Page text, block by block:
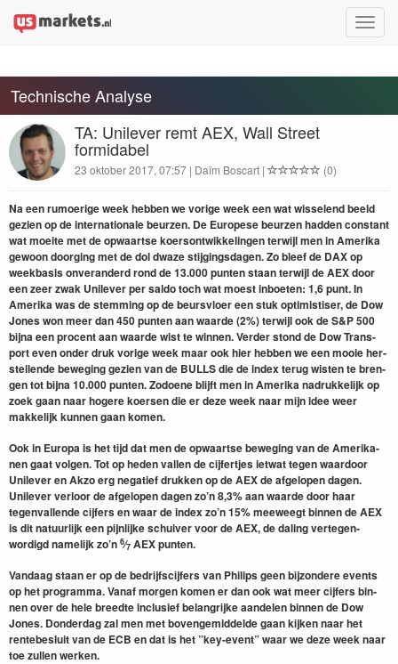
Toggle
Technische Analyse
TA: Unilever remt AEX, Wall Street
formidabel
23 oktober 2017, 07:57 | Daïm Boscart | (0)
Na een rumo­erige week hebben we vorige week een wat wis­se­lend beeld
gezien op de inter­na­tionale beurzen. De Europese beurzen had­den con­stant
wat moeite met de opwaartse koer­son­twik­kelin­gen ter­wi­jl men in Ameri­ka
gewoon doorg­ing met de dol dwaze sti­jgings­da­gen. Zo bleef de DAXop
week­ba­sis onveran­derd rond de13.000pun­ten staan ter­wi­jl deAEXdoor
een zeer zwak Unilever per sal­do toch wat moest inboeten: 1,6punt. In
Ameri­ka was de stem­ming op de beursvlo­er een stuk opti­mistis­er, de Dow
Jones won meer dan450pun­ten aan waarde (2%) ter­wi­jl ook de S&P500
bij­na een pro­cent aan waarde wist te win­nen. Verder stond de Dow Trans­
port even onder druk vorige week maar ook hier hebben we een mooie her­
stel­lende beweg­ing gezien van de BULLSdie de index terug wis­ten te bren­
gen tot bij­na10.000pun­ten. Zodoene bli­jft men in Ameri­ka nadrukke­lijk op
zoek gaan naar hogere koersen die er deze week naar mijn idee weer
makke­lijk kun­nen gaan komen.
Ook in Europa is het tijd dat men de opwaartse beweg­ing van de Amerika­
nen gaat vol­gen. Tot op heden vallen de cijfer­t­jes iet­wat tegen waar­door
Unilever en Akzo erg negatief drukken op deAEXde afgelopen dagen.
Unilever ver­loor de afgelopen dagen zo’n8,3% aan waarde door haar
tegen­val­lende cijfers en waar de index zo’n15% mee­weegt bin­nen deAEX
is dit natu­urlijk een pijn­lijke schuiver voor deAEX, de dal­ing verte­gen­
wordigd namelijk zo’n 6⁄7 AEXpun­ten.
Van­daag staan er op de bedri­jf­s­ci­jfers van Philips geen bij­zon­dere events
op het pro­gram­ma. Vanaf mor­gen komen er dan ook wat meer cijfers bin­
nen over de hele breedte inclusief belan­grijke aan­de­len bin­nen de Dow
Jones. Don­derdag zal men met bovengemid­delde gaan kijken naar het
rentebesluit van de ECB en dat is het”key-event” waar we deze week naar
toe zullen werken.